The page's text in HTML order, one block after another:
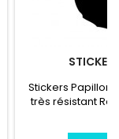
Stickers Papillon
très résistant
ans environs